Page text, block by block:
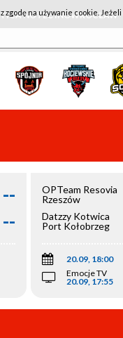
NOTEĆ INOWROCŁAW
--
--
OPTeam Resovia
Rzeszów
Datzzy Kotwica
Port Kołobrzeg
20.09, 18:00
Emocje TV
20.09, 17:55
na używanie cookie.